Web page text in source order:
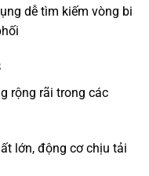
dễ tìm kiếm vòng bi
rộng rãi trong các
lớn, động cơ chịu tải